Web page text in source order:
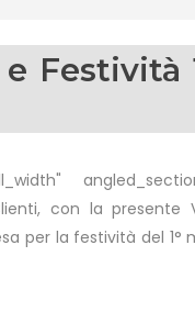
Festività
con la
per la festività del 1°